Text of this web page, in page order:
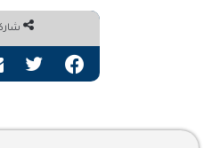
فيسبوك تويتر